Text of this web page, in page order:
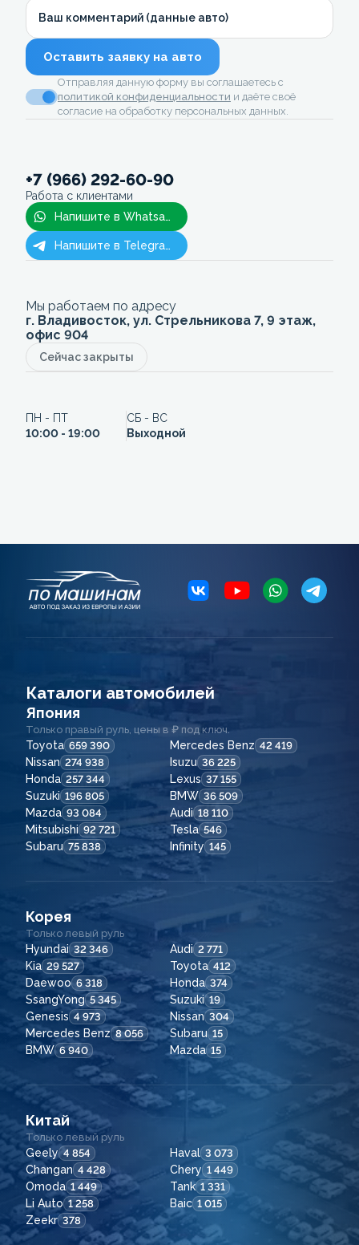
Ваш комментарий (данные авто)
Оставить заявку на авто
Отправляя данную форму вы соглашаетесь с
политикой конфиденциальности и даёте своё
согласие на обработку персональных данных.
+7 (966) 292-60-90
Работа с клиентами
Напишите в Whatsapp
Напишите в Telegram
Мы работаем по адресу
г. Владивосток, ул. Стрельникова 7, 9 этаж,
офис 904
Сейчас закрыты
ПН - ПТ
10:00 - 19:00
СБ - ВС
Выходной
Каталоги автомобилей
Япония
Только правый руль, цены в ₽ под ключ.
Toyota 659 390 Mercedes Benz 42 419
Nissan 274 938 Isuzu 36 225
Honda 257 344 Lexus 37 155
Suzuki 196 805 BMW 36 509
Mazda 93 084 Audi 18 110
Mitsubishi 92 721 Tesla 546
Subaru 75 838 Infinity 145
Корея
Только левый руль
Hyundai 32 346 Audi 2 771
Kia 29 527 Toyota 412
Daewoo 6 318 Honda 374
SsangYong 5 345 Suzuki 19
Genesis 4 973 Nissan 304
Mercedes Benz 8 056 Subaru 15
BMW 6 940 Mazda 15
Китай
Только левый руль
Geely 4 854 Haval 3 073
Changan 4 428 Chery 1 449
Omoda 1 449 Tank 1 331
Li Auto 1 258 Baic 1 015
Zeekr 378